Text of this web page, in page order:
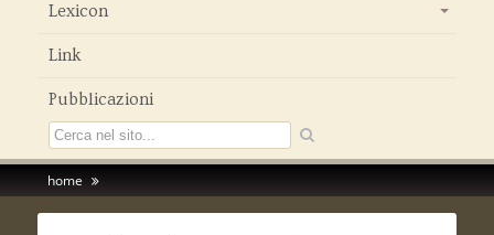
Lexicon
Link
Pubblicazioni
home